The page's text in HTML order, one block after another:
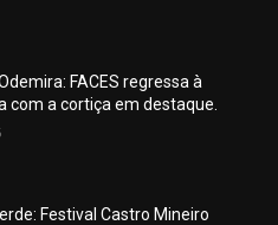
FACES regressa à
com a cortiça em destaque.
Festival Castro Mineiro